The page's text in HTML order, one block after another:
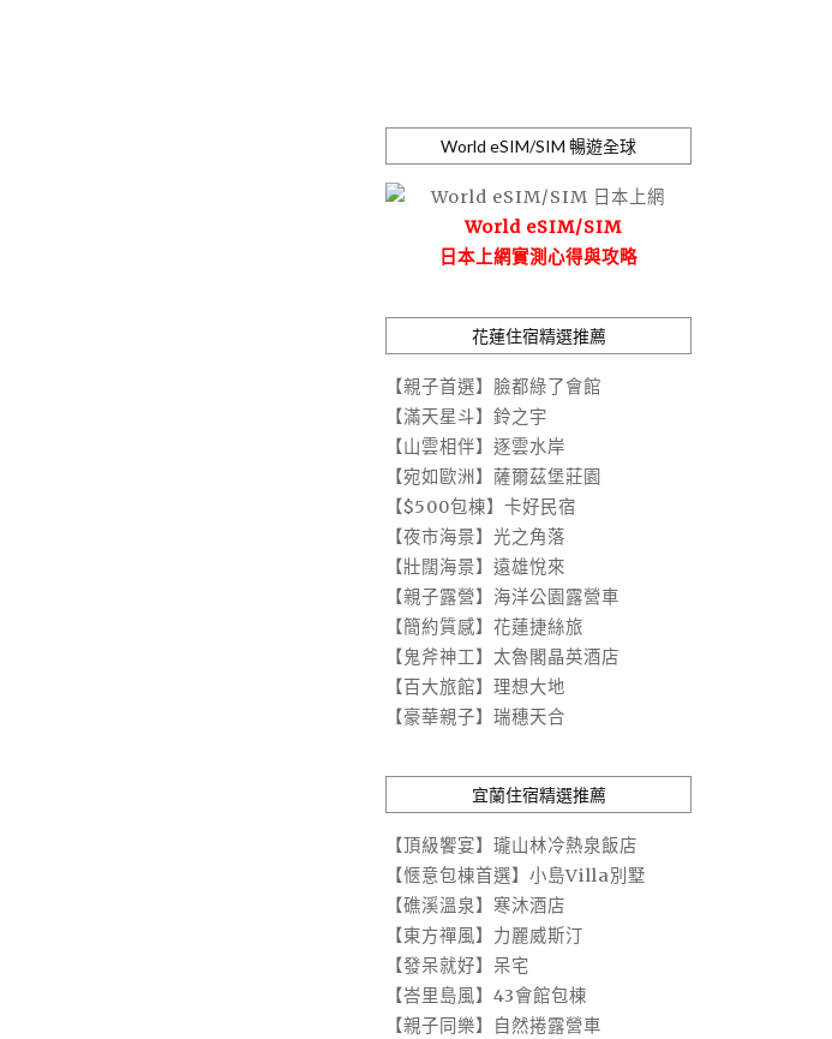
World eSIM/SIM 暢遊全球
World eSIM/SIM
日本上網實測心得與攻略
花蓮住宿精選推薦
【親子首選】臉都綠了會館
【滿天星斗】鈴之宇
【山雲相伴】逐雲水岸
【宛如歐洲】薩爾茲堡莊園
【$500包棟】卡好民宿
【夜市海景】光之角落
【壯闊海景】遠雄悅來
【親子露營】海洋公園露營車
【簡約質感】花蓮捷絲旅
【鬼斧神工】太魯閣晶英酒店
【百大旅館】理想大地
【豪華親子】瑞穗天合
宜蘭住宿精選推薦
【頂級饗宴】瓏山林冷熱泉飯店
【愜意包棟首選】小島Villa別墅
【礁溪溫泉】寒沐酒店
【東方禪風】力麗威斯汀
【發呆就好】呆宅
【峇里島風】43會館包棟
【親子同樂】自然捲露營車